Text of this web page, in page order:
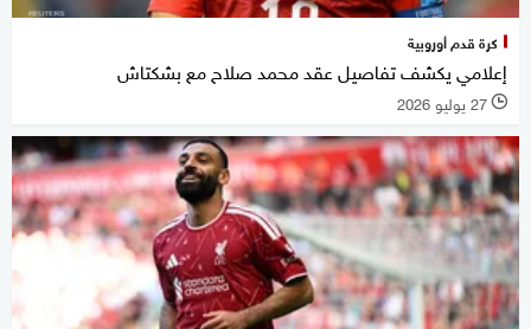
كرة قدم أوروبية
إعلامي يكشف تفاصيل عقد محمد صلاح مع بشكتاش
l 27 يوليو 2026